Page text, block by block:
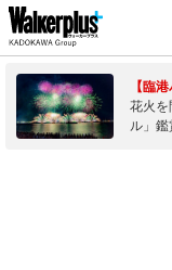
【臨
花火を
ル」